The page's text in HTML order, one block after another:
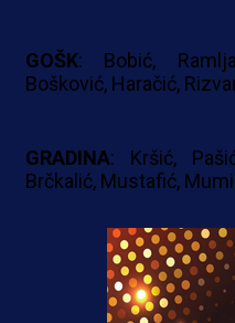
GOŠK: Bobić,
Bošković, Haračić,
GRADINA: Kršić,
Brčkalić, Mustafić,